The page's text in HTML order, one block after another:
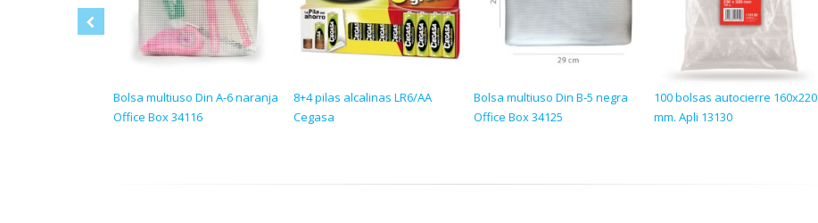
Bolsa multiuso Din A-6 naranja
Office Box 34116
8+4 pilas alcalinas LR6/AA
Cegasa
Bolsa multiuso Din B-5 negra
Office Box 34125
100 bolsas autocierre 160x220
mm. Apli 13130